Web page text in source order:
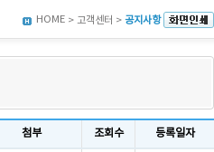
HOME > 고객센터 > 공지사항
첨부 조회수 등록일자